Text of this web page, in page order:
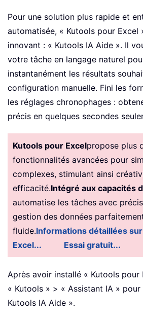
Pour une solution plus rapide et
automatisée, « Kutools pour Excel
innovant : « Kutools IA Aide ». Il
votre tâche en langage naturel
instantanément les résultats
configuration manuelle. Fini les
les réglages chronophages :
précis en quelques secondes
Kutools pour Excelpropose plus
fonctionnalités avancées pour
complexes, stimulant ainsi
efficacité.Intégré aux capacités
automatise les tâches avec
gestion des données
fluide.Informations détaillées
Excel...
Essai gratuit...
Après avoir installé « Kutools pour
« Kutools » > « Assistant IA »
Kutools IA Aide ».